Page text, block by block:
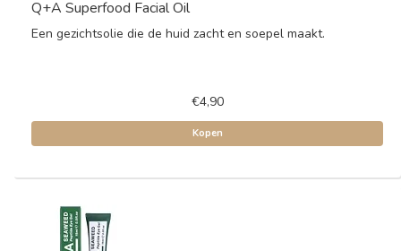
Q+A Superfood Facial Oil
Een gezichtsolie die de huid zacht en soepel maakt.
€4,90
Kopen